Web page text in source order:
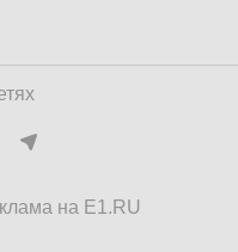
на E1.RU